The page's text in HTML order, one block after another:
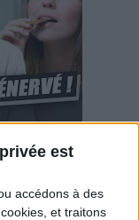
est
accédons à des
et traitons
quoi !